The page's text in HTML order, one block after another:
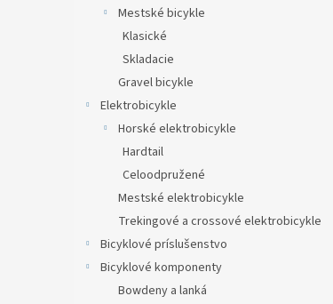
Mestské bicykle
Klasické
Skladacie
Gravel bicykle
Elektrobicykle
Horské elektrobicykle
Hardtail
Celoodpružené
Mestské elektrobicykle
Trekingové a crossové elektrobicykle
Bicyklové príslušenstvo
Bicyklové komponenty
Bowdeny a lanká